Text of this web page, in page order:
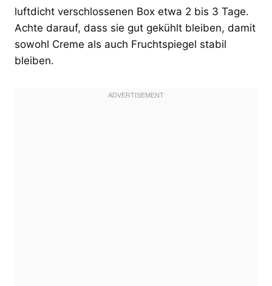
luftdicht verschlossenen Box etwa 2 bis 3 Tage.
Achte darauf, dass sie gut gekühlt bleiben, damit
sowohl Creme als auch Fruchtspiegel stabil
bleiben.